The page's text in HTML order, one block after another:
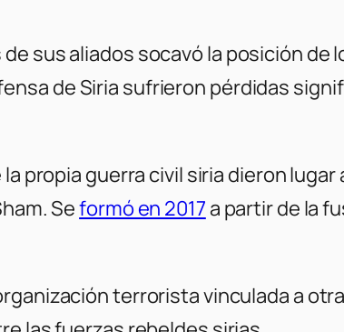
sus aliados socavó la posición de
de Siria sufrieron pérdidas
propia guerra civil siria dieron lugar
Seformó en 2017 a partir de la
terrorista vinculada a